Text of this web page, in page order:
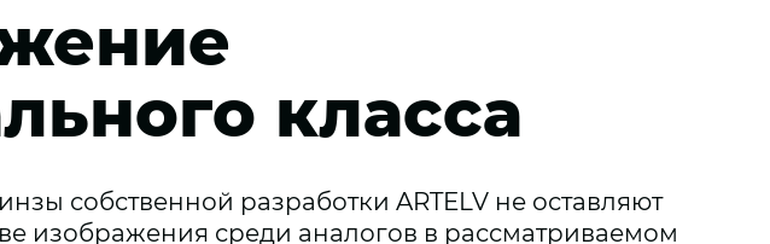
класса
собственной разработки ARTELV не оставляют
изображения среди аналогов в рассматриваемом